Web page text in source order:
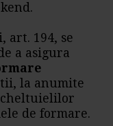
art. 194, se
a asigura
la anumite
cheltuielilor
de formare.